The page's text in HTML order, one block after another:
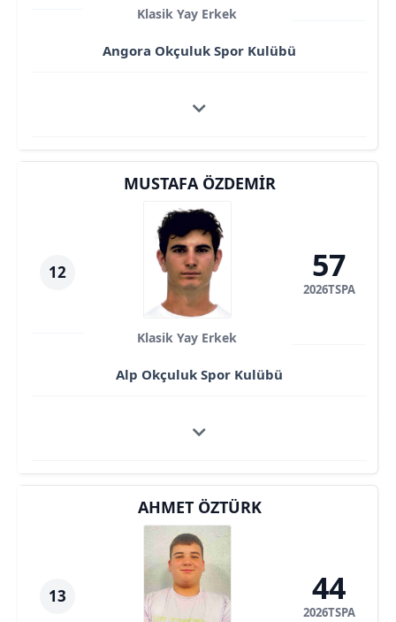
Klasik Yay Erkek
Angora Okçuluk Spor Kulübü
12
MUSTAFA ÖZDEMIR
Klasik Yay Erkek
Alp Okçuluk Spor Kulübü
57
2026TSPA
13
AHMET ÖZTÜRK
44
2026TSPA